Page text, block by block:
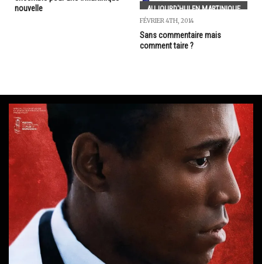
nouvelle
AUJOURD'HUI EN MARTINIQUE
FÉVRIER 4TH, 2014
Sans commentaire mais
comment taire ?